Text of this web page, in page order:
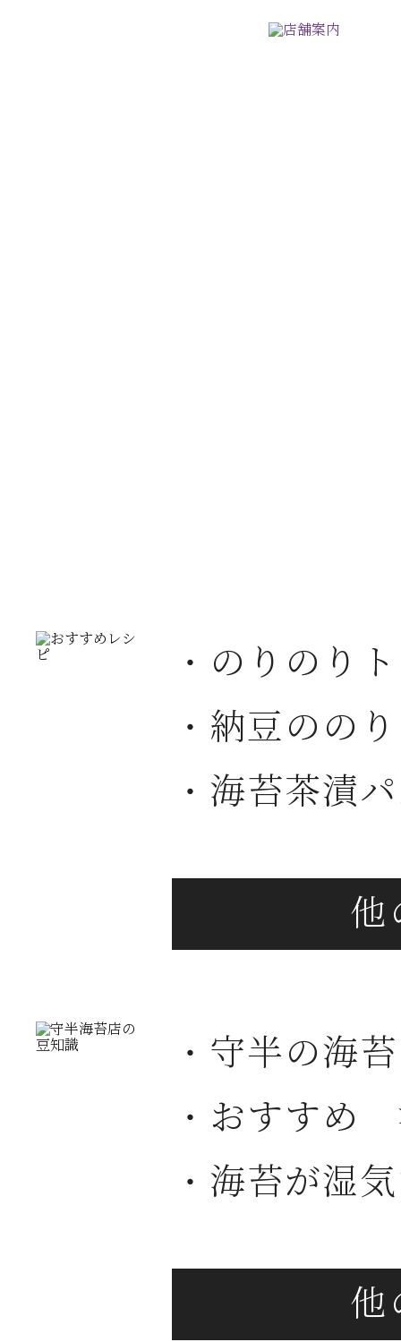
・のりのり
・納豆のの
・海苔茶漬
・守半の海
・おすすめ
・海苔が湿